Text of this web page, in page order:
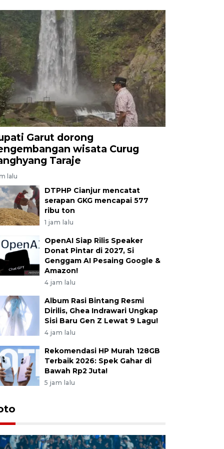
Garut dorong
wisata Curug
Taraje
lalu
DTPHP Cianjur mencatat
serapan GKG mencapai 577
ribu ton
1 jam lalu
OpenAI Siap Rilis Speaker
Donat Pintar di 2027, Si
Genggam AI Pesaing Google &
Amazon!
4 jam lalu
Album Rasi Bintang Resmi
Dirilis, Ghea Indrawari Ungkap
Sisi Baru Gen Z Lewat 9 Lagu!
4 jam lalu
Rekomendasi HP Murah 128GB
Terbaik 2026: Spek Gahar di
Bawah Rp2 Juta!
5 jam lalu